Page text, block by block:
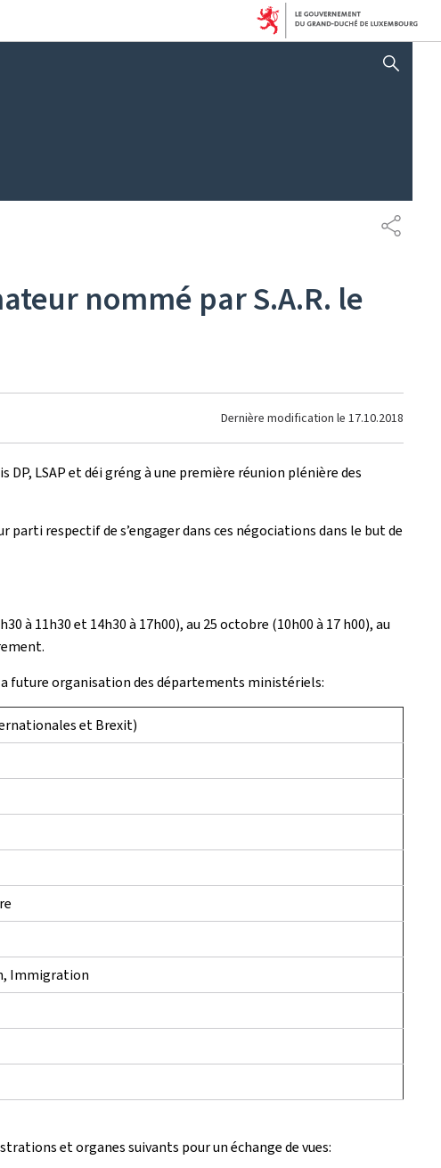
AFFICHER / MASQUER
nommé par S.A.R. le
Dernière modification le 17.10.2018
LSAP et déi gréng à une première réunion plénière des
respectif de s’engager dans ces négociations dans le but de
à 11h30 et 14h30 à 17h00), au 25 octobre (10h00 à 17 h00), au
future organisation des départements ministériels:
et Brexit)
Immigration
et organes suivants pour un échange de vues: